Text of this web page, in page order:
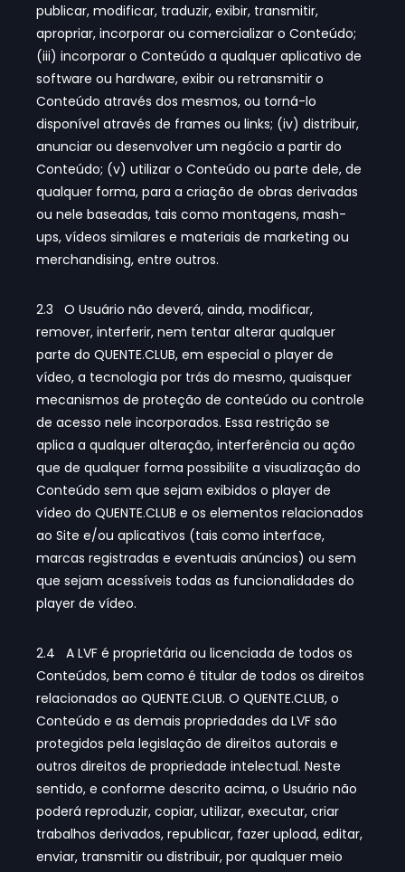
publicar, modificar, traduzir, exibir, transmitir,
apropriar, incorporar ou comercializar o Conteúdo;
(iii) incorporar o Conteúdo a qualquer aplicativo de
software ou hardware, exibir ou retransmitir o
Conteúdo através dos mesmos, ou torná-lo
disponível através de frames ou links; (iv) distribuir,
anunciar ou desenvolver um negócio a partir do
Conteúdo; (v) utilizar o Conteúdo ou parte dele, de
qualquer forma, para a criação de obras derivadas
ou nele baseadas, tais como montagens, mash-
ups, vídeos similares e materiais de marketing ou
merchandising, entre outros.
2.3 O Usuário não deverá, ainda, modificar,
remover, interferir, nem tentar alterar qualquer
parte do QUENTE.CLUB, em especial o player de
vídeo, a tecnologia por trás do mesmo, quaisquer
mecanismos de proteção de conteúdo ou controle
de acesso nele incorporados. Essa restrição se
aplica a qualquer alteração, interferência ou ação
que de qualquer forma possibilite a visualização do
Conteúdo sem que sejam exibidos o player de
vídeo do QUENTE.CLUB e os elementos relacionados
ao Site e/ou aplicativos (tais como interface,
marcas registradas e eventuais anúncios) ou sem
que sejam acessíveis todas as funcionalidades do
player de vídeo.
2.4 A LVF é proprietária ou licenciada de todos os
Conteúdos, bem como é titular de todos os direitos
relacionados ao QUENTE.CLUB. O QUENTE.CLUB, o
Conteúdo e as demais propriedades da LVF são
protegidos pela legislação de direitos autorais e
outros direitos de propriedade intelectual. Neste
sentido, e conforme descrito acima, o Usuário não
poderá reproduzir, copiar, utilizar, executar, criar
trabalhos derivados, republicar, fazer upload, editar,
enviar, transmitir ou distribuir, por qualquer meio